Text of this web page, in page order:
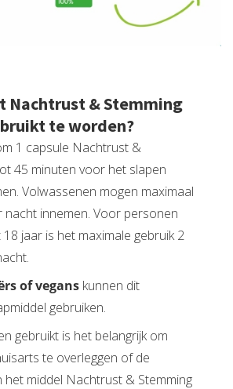
Nachtrust & Stemming
te worden?
1 capsule Nachtrust &
45 minuten voor het slapen
Volwassenen mogen maximaal
nacht innemen. Voor personen
jaar is het maximale gebruik 2
of vegans kunnen dit
gebruiken.
gebruikt is het belangrijk om
te overleggen of de
het middel Nachtrust & Stemming